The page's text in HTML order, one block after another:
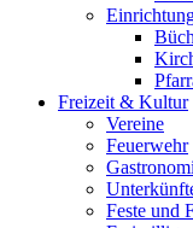
Freizeit & Kultur
Vereine
Feuerwehr
Feste und